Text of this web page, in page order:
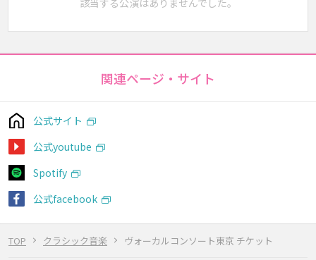
TOP クラシック音楽 ヴォーカルコンソート東京 チケット
関連ページ・サイト
公式サイト
公式youtube
Spotify
公式facebook